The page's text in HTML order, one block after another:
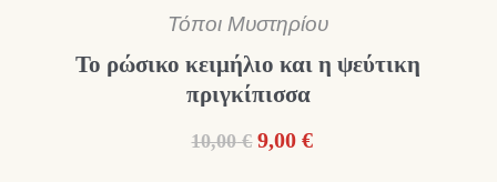
Τόποι Μυστηρίου
Το ρώσικο κειμήλιο και η ψεύτικη
πριγκίπισσα
10,00 € Original
9,00 €Η